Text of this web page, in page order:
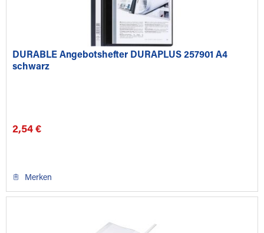
DURABLE Angebotshefter DURAPLUS 257901 A4
schwarz
2,54 €
Merken